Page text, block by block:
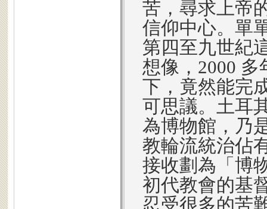
苦，尋求上帝
信仰中心。單
第四至九世紀
想像，2000
下，竟然能完
可思議。土耳
為博物館，乃
教輪流統治佔
接收劃為「博
初代教會的基
忍受很多的苦